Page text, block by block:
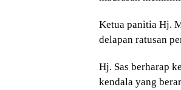
Ketua panitia Hj.
delapan ratusan
Hj. Sas berharap
kendala yang